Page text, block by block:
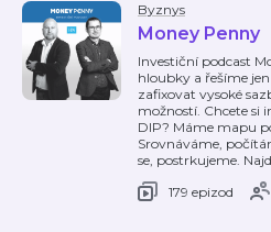
Byznys
Money Penny
Investiční podcast
hloubky a řešíme
zafixovat vysoké
možností. Chcete si
DIP? Máme mapu
Srovnáváme,
se, postrkujeme.
179 epizod